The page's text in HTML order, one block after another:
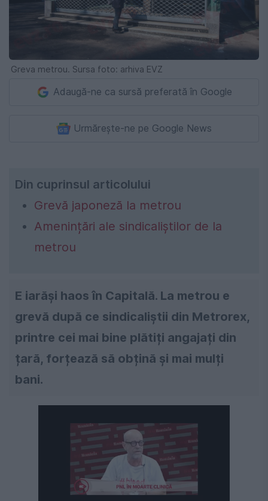
Greva metrou. Sursa foto: arhiva EVZ
Adaugă-ne ca sursă preferată în Google
Urmărește-ne pe Google News
Din cuprinsul articolului
Grevă japoneză la metrou
Amenințări ale sindicaliștilor de la
metrou
E iarăși haos în Capitală. La metrou e
grevă după ce sindicaliștii din Metrorex,
printre cei mai bine plătiți angajați din
țară, forțează să obțină și mai mulți
bani.